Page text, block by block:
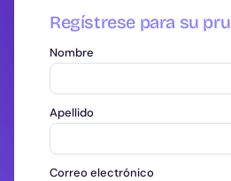
Regístrese para su
Nombre
Apellido
Correo electrónico